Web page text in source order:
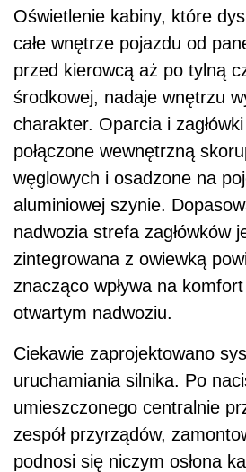
Oświetlenie kabiny, które
całe wnętrze pojazdu od
przed kierowcą aż po tylną
środkowej, nadaje wnętrzu
charakter. Oparcia i
połączone wewnętrzną
węglowych i osadzone na
aluminiowej szynie.
nadwozia strefa zagłówków
zintegrowana z owiewką
znacząco wpływa na
otwartym nadwoziu.
Ciekawie zaprojektowano
uruchamiania silnika. Po
umieszczonego centralnie
zespół przyrządów,
podnosi się niczym osłona